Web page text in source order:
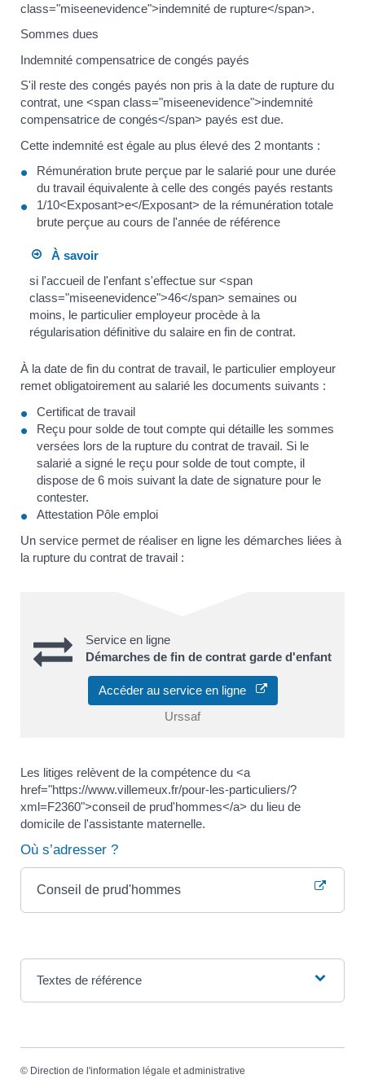
class="miseenevidence">indemnité de rupture</span>.
Sommes dues
Indemnité compensatrice de congés payés
S'il reste des congés payés non pris à la date de rupture du
contrat, une <span class="miseenevidence">indemnité
compensatrice de congés</span> payés est due.
Cette indemnité est égale au plus élevé des 2 montants :
Rémunération brute perçue par le salarié pour une durée
du travail équivalente à celle des congés payés restants
1/10<Exposant>e</Exposant> de la rémunération totale
brute perçue au cours de l'année de référence
À savoir
si l'accueil de l'enfant s'effectue sur <span
class="miseenevidence">46</span> semaines ou
moins, le particulier employeur procède à la
régularisation définitive du salaire en fin de contrat.
À la date de fin du contrat de travail, le particulier employeur
remet obligatoirement au salarié les documents suivants :
Certificat de travail
Reçu pour solde de tout compte qui détaille les sommes
versées lors de la rupture du contrat de travail. Si le
salarié a signé le reçu pour solde de tout compte, il
dispose de 6 mois suivant la date de signature pour le
contester.
Attestation Pôle emploi
Un service permet de réaliser en ligne les démarches liées à
la rupture du contrat de travail :
Service en ligne
Démarches de fin de contrat garde d'enfant
Accéder au service en ligne
Urssaf
Les litiges relèvent de la compétence du <a
href="https://www.villemeux.fr/pour-les-particuliers/?
xml=F2360">conseil de prud'hommes</a> du lieu de
domicile de l'assistante maternelle.
Où s’adresser ?
Conseil de prud'hommes
Textes de référence
© Direction de l'information légale et administrative